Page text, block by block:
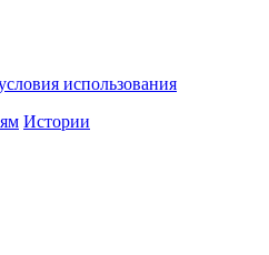
использования
Истории